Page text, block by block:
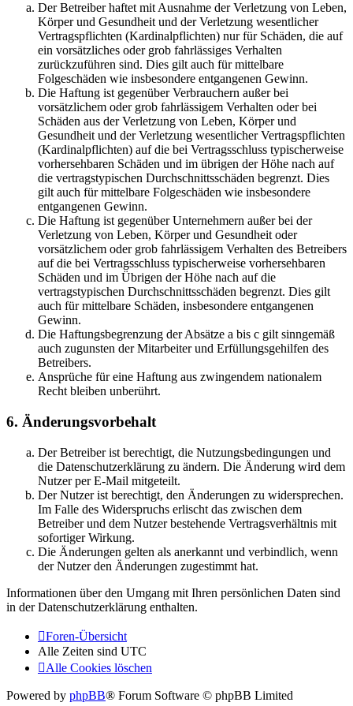
Der Betreiber haftet mit Ausnahme der Verletzung von Leben,
Körper und Gesundheit und der Verletzung wesentlicher
Vertragspflichten (Kardinalpflichten) nur für Schäden, die auf
ein vorsätzliches oder grob fahrlässiges Verhalten
zurückzuführen sind. Dies gilt auch für mittelbare
Folgeschäden wie insbesondere entgangenen Gewinn.
Die Haftung ist gegenüber Verbrauchern außer bei
vorsätzlichem oder grob fahrlässigem Verhalten oder bei
Schäden aus der Verletzung von Leben, Körper und
Gesundheit und der Verletzung wesentlicher Vertragspflichten
(Kardinalpflichten) auf die bei Vertragsschluss typischerweise
vorhersehbaren Schäden und im übrigen der Höhe nach auf
die vertragstypischen Durchschnittsschäden begrenzt. Dies
gilt auch für mittelbare Folgeschäden wie insbesondere
entgangenen Gewinn.
Die Haftung ist gegenüber Unternehmern außer bei der
Verletzung von Leben, Körper und Gesundheit oder
vorsätzlichem oder grob fahrlässigem Verhalten des Betreibers
auf die bei Vertragsschluss typischerweise vorhersehbaren
Schäden und im Übrigen der Höhe nach auf die
vertragstypischen Durchschnittsschäden begrenzt. Dies gilt
auch für mittelbare Schäden, insbesondere entgangenen
Gewinn.
Die Haftungsbegrenzung der Absätze a bis c gilt sinngemäß
auch zugunsten der Mitarbeiter und Erfüllungsgehilfen des
Betreibers.
Ansprüche für eine Haftung aus zwingendem nationalem
Recht bleiben unberührt.
6. Änderungsvorbehalt
Der Betreiber ist berechtigt, die Nutzungsbedingungen und
die Datenschutzerklärung zu ändern. Die Änderung wird dem
Nutzer per E-Mail mitgeteilt.
Der Nutzer ist berechtigt, den Änderungen zu widersprechen.
Im Falle des Widerspruchs erlischt das zwischen dem
Betreiber und dem Nutzer bestehende Vertragsverhältnis mit
sofortiger Wirkung.
Die Änderungen gelten als anerkannt und verbindlich, wenn
der Nutzer den Änderungen zugestimmt hat.
Informationen über den Umgang mit Ihren persönlichen Daten sind
in der Datenschutzerklärung enthalten.
Foren-Übersicht
Alle Zeiten sind UTC
Alle Cookies löschen
Powered by phpBB® Forum Software © phpBB Limited